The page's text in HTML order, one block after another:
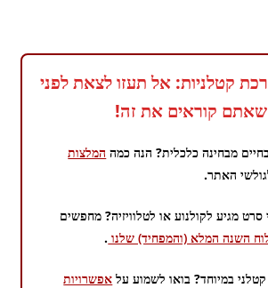
קטלניות: אל תעזו לצאת לפני
שאתם קוראים את זה!
מבחינה כלכלית? הנה כמה המלצות
האתר.
מגיע לקולנוע או לטלוויזיה? מחפשים
השנה המלא (והמפחיד) שלנו .
במיוחד? בואו לשמוע על אפשרויות